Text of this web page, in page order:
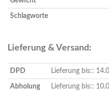
Schlagworte
Lieferung & Versand:
DPD Lieferung bis::
Abholung Lieferung bis::